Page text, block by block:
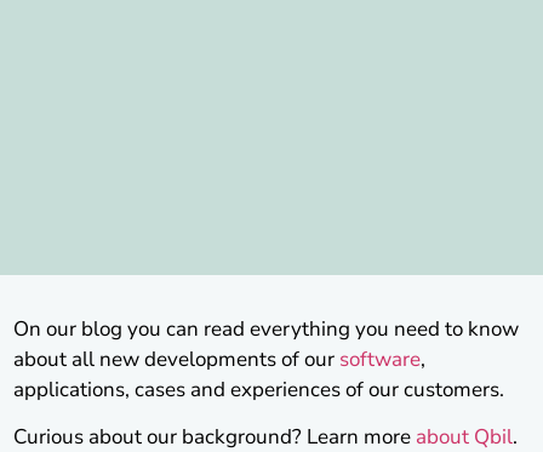
On our blog you can read everything you need to know
about all new developments of our software,
applications, cases and experiences of our customers.
Curious about our background? Learn more about Qbil.